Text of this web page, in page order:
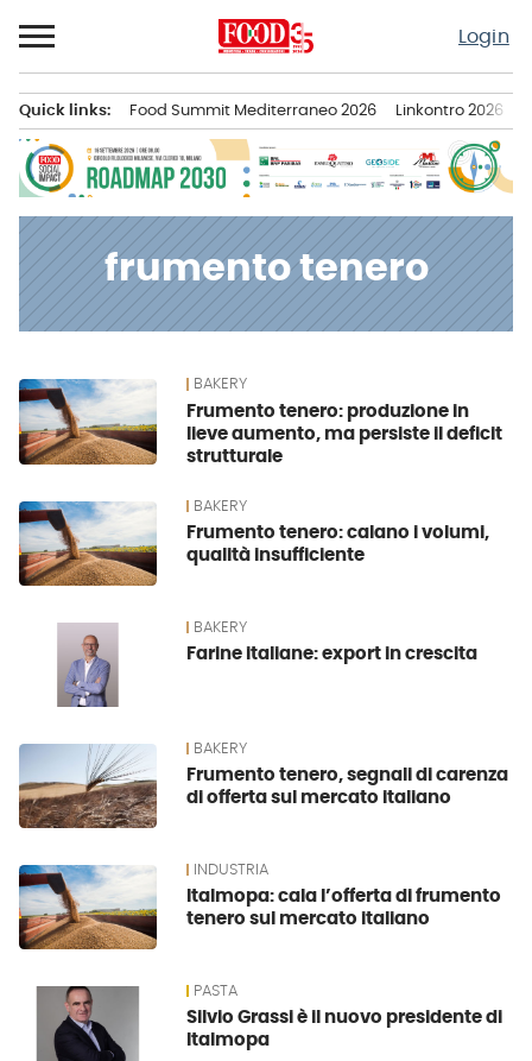
al
contenuto
Login
principale
Quick links: Food Summit Mediterraneo 2026 Linkontro 2026
frumento tenero
News BAKERY
Frumento tenero: produzione in
lieve aumento, ma persiste il deficit
strutturale
BAKERY
Frumento tenero: calano i volumi,
qualità insufficiente
BAKERY
Farine italiane: export in crescita
BAKERY
Frumento tenero, segnali di carenza
di offerta sul mercato italiano
INDUSTRIA
Italmopa: cala l’offerta di frumento
tenero sul mercato italiano
PASTA
Silvio Grassi è il nuovo presidente di
Italmopa